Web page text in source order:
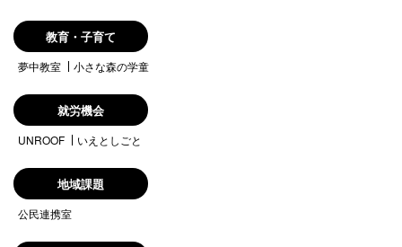
教育・子育て
夢中教室 小さな森の学童
就労機会
UNROOF いえとしごと
地域課題
公民連携室